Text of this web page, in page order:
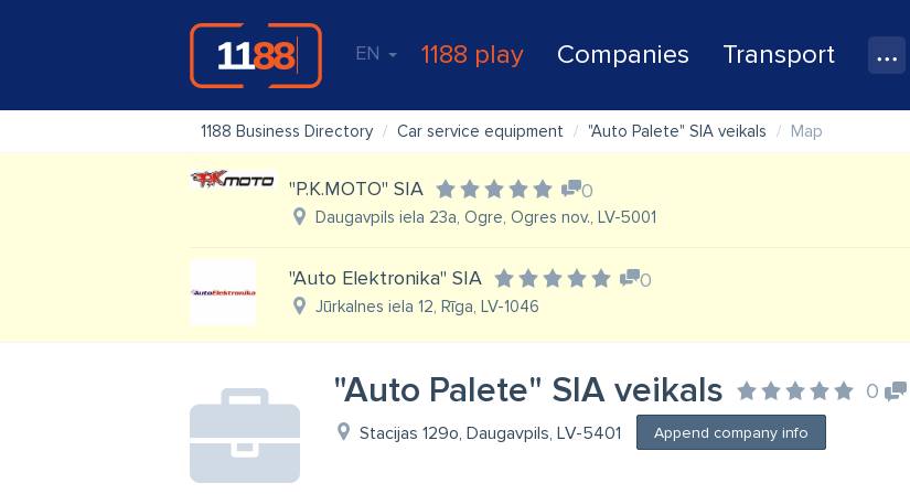
EN 1188 play Companies Transport
1188 Business Directory Car service equipment "Auto Palete" SIA veikals Map
"P.K.MOTO" SIA 0
Daugavpils iela 23a, Ogre, Ogres nov., LV-5001
"Auto Elektronika" SIA 0
Jūrkalnes iela 12, Rīga, LV-1046
"Auto Palete" SIA veikals 0
Stacijas 129o, Daugavpils, LV-5401 Append company info